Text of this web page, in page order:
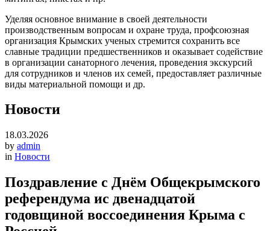
Уделяя основное внимание в своей деятельности
производственным вопросам и охране труда, профсоюзная
организация Крымских ученых стремится сохранить все
славные традиции предшественников и оказывает содействие
в организации санаторного лечения, проведения экскурсий
для сотрудников и членов их семей, предоставляет различные
виды материальной помощи и др.
Новости
18.03.2026
by admin
in Новости
Поздравление с Днём Общекрымского
референдума ис двенадцатой
годовщиной воссоединения Крыма с